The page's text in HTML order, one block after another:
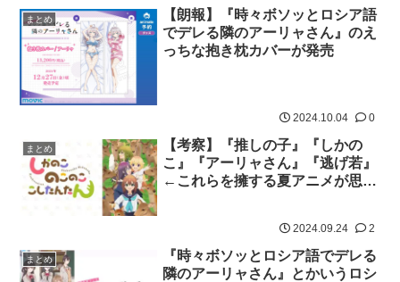
まとめ
【朗報】『時々ボソッとロシア語
でデレる隣のアーリャさん』のえ
っちな抱き枕カバーが発売
2024.10.04 0
まとめ
【考察】『推しの子』『しかの
こ』『アーリャさん』『逃げ若』
←これらを擁する夏アニメが思っ
2024.09.24 2
まとめ
『時々ボソッとロシア語でデレる
隣のアーリャさん』とかいうロシ